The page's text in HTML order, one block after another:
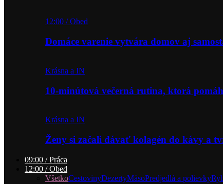
12:00 / Obed
Domáce varenie vytvára domov aj
Krásna a IN
10-minútová večerná rutina, ktorá
Krásna a IN
Ženy si začali dávať kolagén do kávy a
09:00 / Práca
12:00 / Obed
VšetkoCestovinyDezertyMäsoPredjedlá a polievky